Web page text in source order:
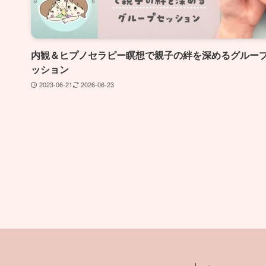
内観＆ヒプノセラピー瞑想で親子の絆を深めるグルー
ッション
2023-06-21 2026-06-23